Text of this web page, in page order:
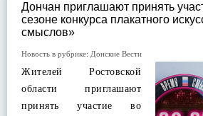
Дончан приглашают принять
сезоне конкурса плакатного
смыслов»
Новость в рубрике: Донские Вести
Жителей Ростовской
области приглашают
принять участие во